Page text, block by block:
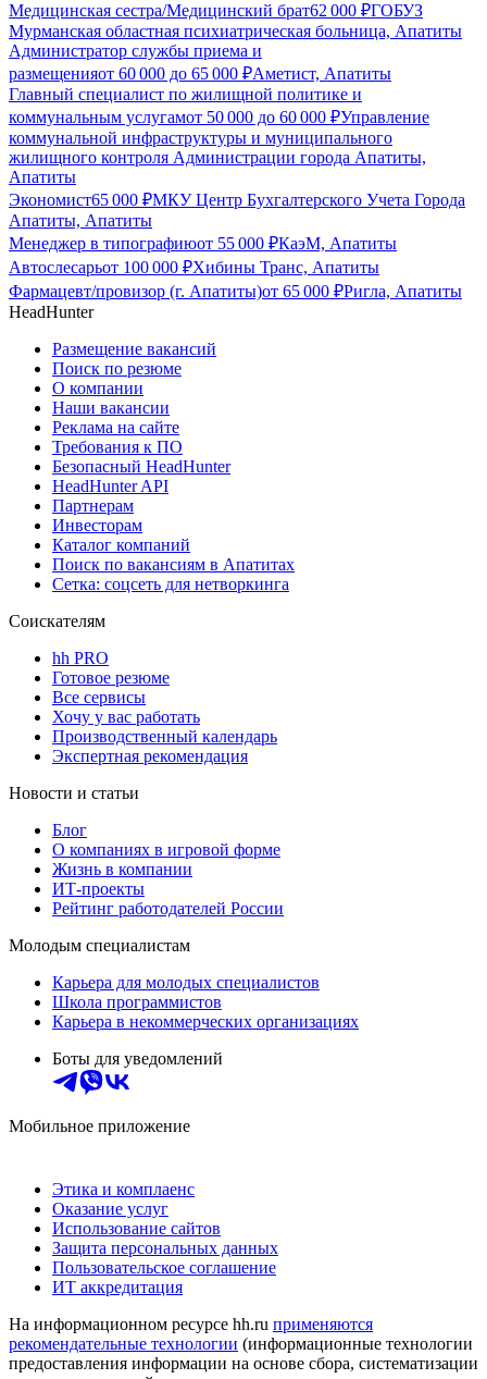
Медицинская сестра/Медицинский брат62 000 ₽ГОБУЗ
Мурманская областная психиатрическая больница, Апатиты
Администратор службы приема и
размещенияот 60 000 до 65 000 ₽Аметист, Апатиты
Главный специалист по жилищной политике и
коммунальным услугамот 50 000 до 60 000 ₽Управление
коммунальной инфраструктуры и муниципального
жилищного контроля Администрации города Апатиты,
Апатиты
Экономист65 000 ₽МКУ Центр Бухгалтерского Учета Города
Апатиты, Апатиты
Менеджер в типографиюот 55 000 ₽КаэМ, Апатиты
Автослесарьот 100 000 ₽Хибины Транс, Апатиты
Фармацевт/провизор (г. Апатиты)от 65 000 ₽Ригла, Апатиты
HeadHunter
Размещение вакансий
Поиск по резюме
О компании
Наши вакансии
Реклама на сайте
Требования к ПО
Безопасный HeadHunter
HeadHunter API
Партнерам
Инвесторам
Каталог компаний
Поиск по вакансиям в Апатитах
Сетка: соцсеть для нетворкинга
Соискателям
hh PRO
Готовое резюме
Все сервисы
Хочу у вас работать
Производственный календарь
Экспертная рекомендация
Новости и статьи
Блог
О компаниях в игровой форме
Жизнь в компании
ИТ-проекты
Рейтинг работодателей России
Молодым специалистам
Карьера для молодых специалистов
Школа программистов
Карьера в некоммерческих организациях
Боты для уведомлений
Мобильное приложение
Этика и комплаенс
Оказание услуг
Использование сайтов
Защита персональных данных
Пользовательское соглашение
ИТ аккредитация
На информационном ресурсе hh.ru применяются
рекомендательные технологии (информационные технологии
предоставления информации на основе сбора, систематизации